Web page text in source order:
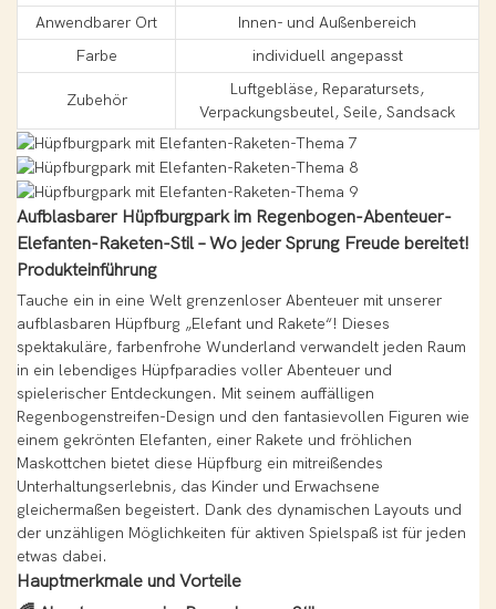
Anwendbarer Ort
Innen- und Außenbereich
Farbe
individuell angepasst
Zubehör
Luftgebläse, Reparatursets,
Verpackungsbeutel, Seile, Sandsack
Aufblasbarer Hüpfburgpark im Regenbogen-Abenteuer-
Elefanten-Raketen-Stil – Wo jeder Sprung Freude bereitet!
Produkteinführung
Tauche ein in eine Welt grenzenloser Abenteuer mit unserer
aufblasbaren Hüpfburg „Elefant und Rakete“! Dieses
spektakuläre, farbenfrohe Wunderland verwandelt jeden Raum
in ein lebendiges Hüpfparadies voller Abenteuer und
spielerischer Entdeckungen. Mit seinem auffälligen
Regenbogenstreifen-Design und den fantasievollen Figuren wie
einem gekrönten Elefanten, einer Rakete und fröhlichen
Maskottchen bietet diese Hüpfburg ein mitreißendes
Unterhaltungserlebnis, das Kinder und Erwachsene
gleichermaßen begeistert. Dank des dynamischen Layouts und
der unzähligen Möglichkeiten für aktiven Spielspaß ist für jeden
etwas dabei.
Hauptmerkmale und Vorteile